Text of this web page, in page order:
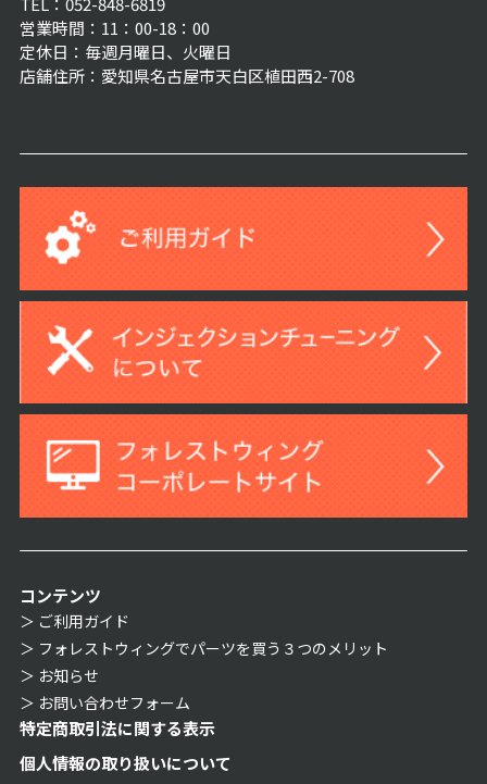
営業時間：11：00-18：00
定休日：毎週月曜日、火曜日
店舗住所：愛知県名古屋市天白区植田西2-708
コンテンツ
ご利用ガイド
フォレストウィングでパーツを買う３つのメリット
お知らせ
お問い合わせフォーム
特定商取引法に関する表示
個人情報の取り扱いについて